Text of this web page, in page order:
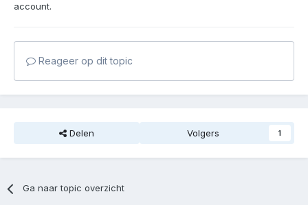
account.
Reageer op dit topic
Delen Volgers 1
Ga naar topic overzicht